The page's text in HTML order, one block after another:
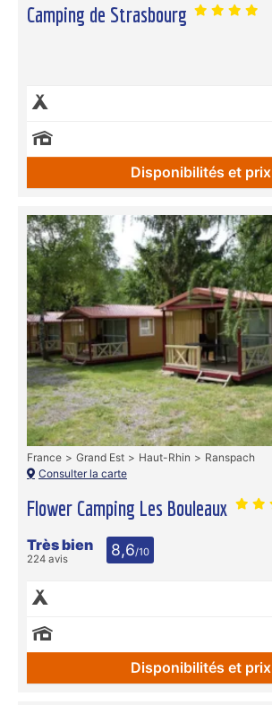
Camping de Strasbourg
Disponibilités et prix
Flower Camping Les Bouleaux
France Grand Est Haut-Rhin
Ranspach
Consulter la carte
Très bien
224 avis 8,6/10
Disponibilités et prix